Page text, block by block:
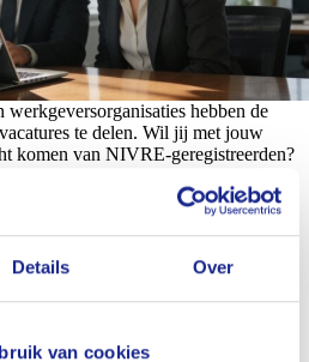
Details Over
van cookies
hebben de
te delen. Wil jij met jouw
komen van NIVRE-geregistreerden?
functie?
in onze vacaturebank of meld je